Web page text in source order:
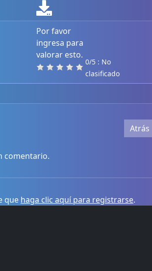
Por favor
ingresa para
valorar esto.
0/5 : No
clasificado
Atrás
comentario.
que haga clic aquí para registrarse.